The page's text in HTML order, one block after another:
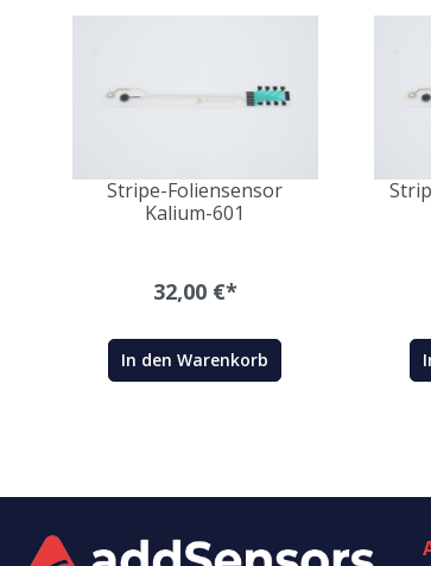
Stripe-Foliensensor
Kalium-601
32,00 €*
In den Warenkorb